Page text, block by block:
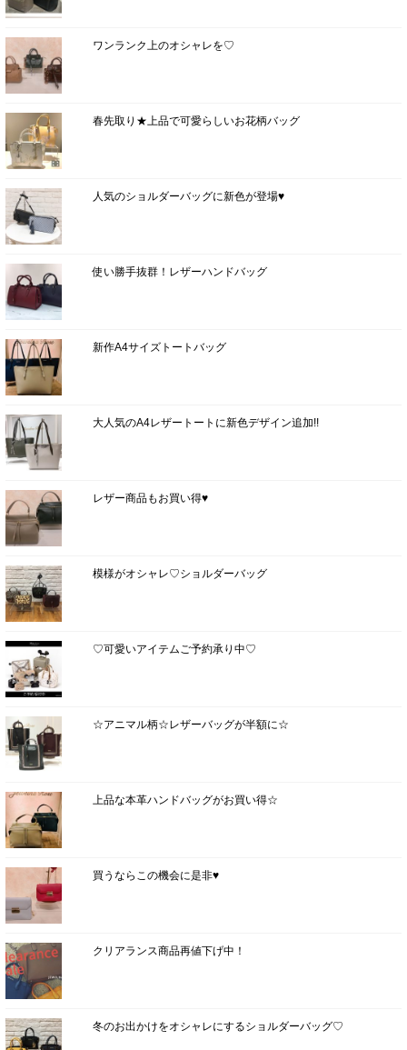
ワンランク上のオシャレを♡
春先取り★上品で可愛らしいお花柄バッグ
人気のショルダーバッグに新色が登場♥
使い勝手抜群！レザーハンドバッグ
新作A4サイズトートバッグ
大人気のA4レザートートに新色デザイン追加!!
レザー商品もお買い得♥
模様がオシャレ♡ショルダーバッグ
♡可愛いアイテムご予約承り中♡
☆アニマル柄☆レザーバッグが半額に☆
上品な本革ハンドバッグがお買い得☆
買うならこの機会に是非♥
クリアランス商品再値下げ中！
冬のお出かけをオシャレにするショルダーバッグ♡